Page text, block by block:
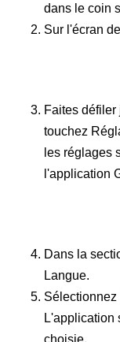
dans le coin
Sur l'écran
Faites
touchez
les réglages
l'application
Dans la
Langue.
L'application
choisie.